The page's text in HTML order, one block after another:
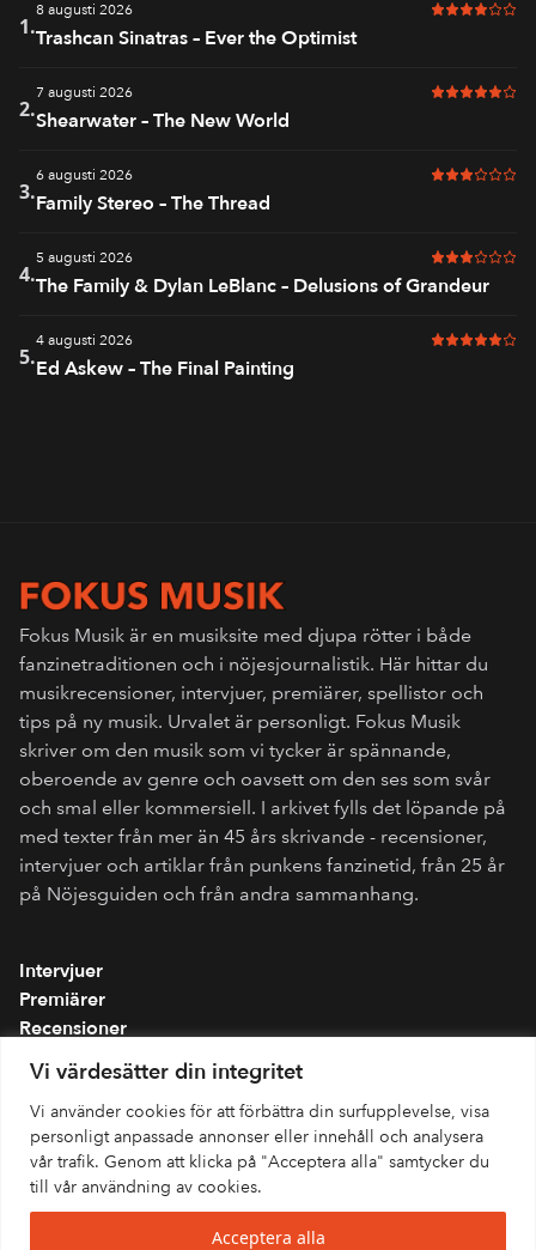
Vi värdesätter din integritet
Vi använder cookies för att förbättra din surfupplevelse, visa
personligt anpassade annonser eller innehåll och analysera
vår trafik. Genom att klicka på "Acceptera alla" samtycker du
till vår användning av cookies.
Acceptera alla
1.
8 augusti 2026 4 av 6 i
Trashcan Sinatras – Ever the Optimist
2.
7 augusti 2026 5 av 6 i
Shearwater – The New World
3.
6 augusti 2026 3 av 6 i
Family Stereo – The Thread
4.
5 augusti 2026 3 av 6 i
The Family & Dylan LeBlanc – Delusions of Grandeur
5.
4 augusti 2026 5 av 6 i
Ed Askew – The Final Painting
Fokus Musik är en musiksite med djupa rötter i både
fanzinetraditionen och i nöjesjournalistik. Här hittar du
musikrecensioner, intervjuer, premiärer, spellistor och
tips på ny musik. Urvalet är personligt. Fokus Musik
skriver om den musik som vi tycker är spännande,
oberoende av genre och oavsett om den ses som svår
och smal eller kommersiell. I arkivet fylls det löpande på
med texter från mer än 45 års skrivande - recensioner,
intervjuer och artiklar från punkens fanzinetid, från 25 år
på Nöjesguiden och från andra sammanhang.
Intervjuer
Premiärer
Recensioner
Spellistor
Om folkmusik.se
Integritetspolicy